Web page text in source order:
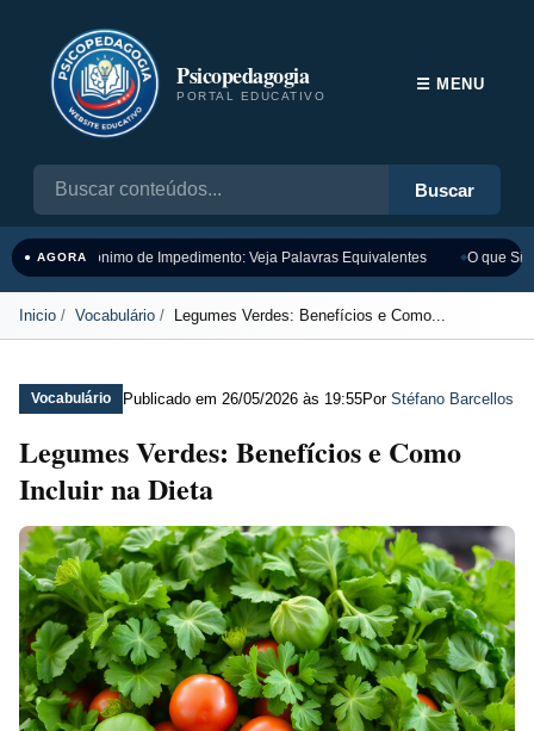
Psicopedagogia
PORTAL EDUCATIVO
Buscar
☰ MENU
● AGORASinônimo de Impedimento: Veja Palavras Equivalentes O que
Inicio Vocabulário Legumes Verdes: Benefícios e Como...
Vocabulário Publicado em 26/05/2026 às 19:55Por Stéfano Barcellos
Legumes Verdes: Benefícios e Como
Incluir na Dieta